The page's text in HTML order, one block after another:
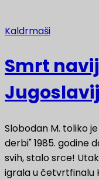
Kaldrmaši
Smrt
Slobodan M. toliko
derbi" 1985. godine
svih, stalo srce!
igrala u četvrtfinalu